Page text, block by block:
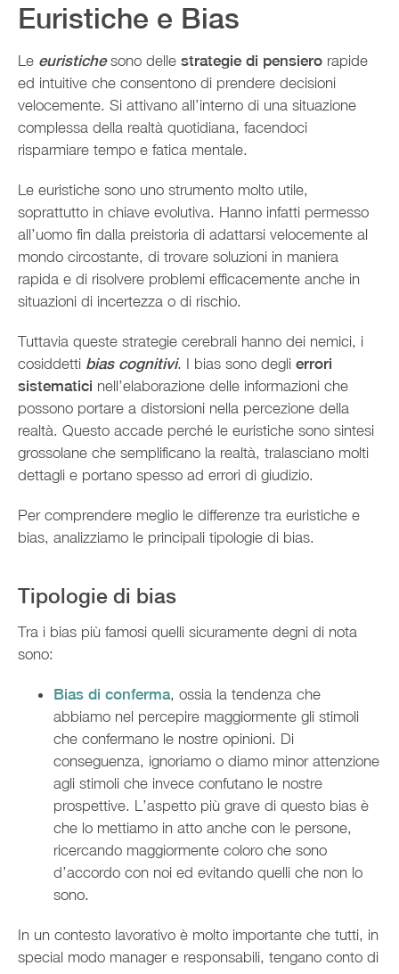
Euristiche e Bias
Le euristichesono delle strategie di pensiero rapide
ed intuitive che consentono di prendere decisioni
velocemente. Si attivano all’interno di una situazione
complessa della realtà quotidiana, facendoci
risparmiare tempo e fatica mentale.
Le euristiche sono uno strumento molto utile,
soprattutto in chiave evolutiva. Hanno infatti permesso
all’uomo fin dalla preistoria di adattarsi velocemente al
mondo circostante, di trovare soluzioni in maniera
rapida e di risolvere problemi efficacemente anche in
situazioni di incertezza o di rischio.
Tuttavia queste strategie cerebrali hanno dei nemici, i
cosiddetti bias cognitivi. I bias sono degli errori
sistematici nell’elaborazione delle informazioni che
possono portare a distorsioni nella percezione della
realtà. Questo accade perché le euristiche sono sintesi
grossolane che semplificano la realtà, tralasciano molti
dettagli e portano spesso ad errori di giudizio.
Per comprendere meglio le differenze tra euristiche e
bias, analizziamo le principali tipologie di bias.
Tipologie di bias
Tra i bias più famosi quelli sicuramente degni di nota
sono:
Bias di conferma, ossia la tendenza che
abbiamo nel percepire maggiormente gli stimoli
che confermano le nostre opinioni. Di
conseguenza, ignoriamo o diamo minor attenzione
agli stimoli che invece confutano le nostre
prospettive. L’aspetto più grave di questo bias è
che lo mettiamo in atto anche con le persone,
ricercando maggiormente coloro che sono
d’accordo con noi ed evitando quelli che non lo
sono.
In un contesto lavorativo è molto importante che tutti, in
special modo manager e responsabili, tengano conto di